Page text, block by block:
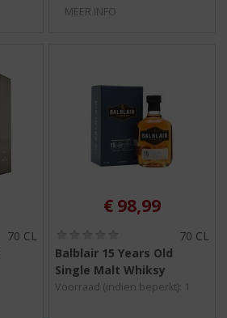
MEER INFO
70 CL
€ 98,99
,
0
/
70 CL
Balblair 15 Years Old
Single Malt Whiksy
Voorraad (indien beperkt): 1